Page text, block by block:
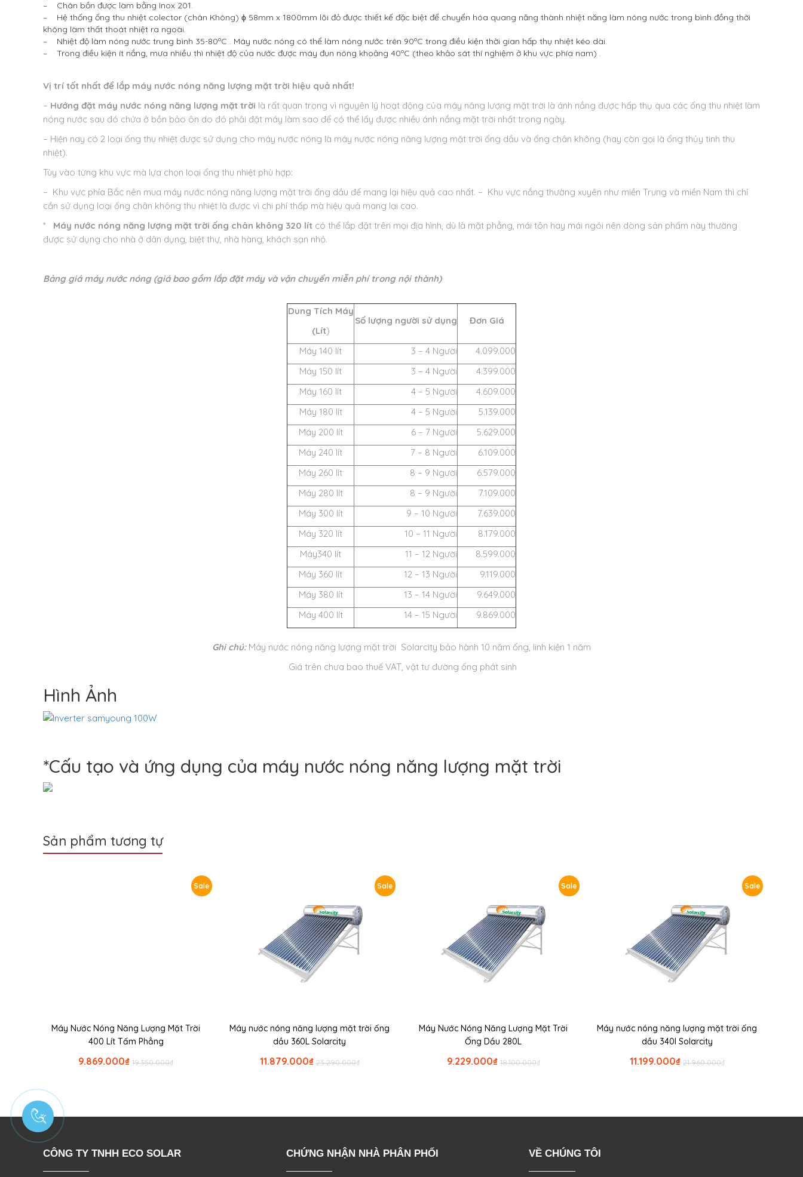
– Chân bồn được làm bằng Inox 201.
– Hệ thống ống thu nhiệt colector (chân Không) ϕ 58mm x 1800mm lõi đỏ được thiết kế đặc biệt để chuyển hóa quang năng thành nhiệt năng làm nóng nước trong bình đồng thời
không làm thất thoát nhiệt ra ngoài.
– Nhiệt độ làm nóng nước trung bình 35-80ºC . Máy nước nóng có thể làm nóng nước trên 90ºC trong điều kiện thời gian hấp thụ nhiệt kéo dài.
– Trong điều kiện ít nắng, mưa nhiều thì nhiệt độ của nước được máy đun nóng khoảng 40ºC (theo khảo sát thí nghiệm ở khu vực phía nam) .
Vị trí tốt nhất để lắp máy nước nóng năng lượng mặt trời hiệu quả nhất!
– Hướng đặt máy nước nóng năng lượng mặt trời là rất quan trọng vì nguyên lý hoạt động của máy năng lượng mặt trời là ánh nắng được hấp thụ qua các ống thu nhiệt làm
nóng nước sau đó chứa ở bồn bảo ôn do đó phải đặt máy làm sao để có thể lấy được nhiều ánh nắng mặt trời nhất trong ngày.
– Hiện nay có 2 loại ống thu nhiệt được sử dụng cho máy nước nóng là máy nước nóng năng lượng mặt trời ống dầu và ống chân không (hay còn gọi là ống thủy tinh thu
nhiệt).
Tùy vào từng khu vực mà lựa chọn loại ống thu nhiệt phù hợp:
– Khu vực phía Bắc nên mua máy nước nóng năng lượng mặt trời ống dầu để mang lại hiệu quả cao nhất. – Khu vực nắng thường xuyên như miền Trung và miền Nam thì chỉ
cần sử dụng loại ống chân không thu nhiệt là được vì chi phí thấp mà hiệu quả mang lại cao.
*
Máy nước nóng năng lượng mặt trời ống chân không 320 lít​ có thể lắp đặt trên mọi địa hình, dù là mặt phẳng, mái tôn hay mái ngói nên dòng sản phẩm này thường
được sử dụng cho nhà ở dân dụng, biệt thự, nhà hàng, khách sạn nhỏ.
Bảng giá máy nước nóng (giá bao gồm lắp đặt máy và vận chuyển miễn phí trong nội thành​)
Dung Tích Máy
(Lít)
Số lượng người sử dụng Đơn Giá
Máy 140 lít 3 – 4 Người
4.099.000
Máy 150 lít
3 – 4 Người
4.399.000
Máy 160 lít
4 – 5 Người
4.609.000
Máy 180 lít
4 – 5 Người
5.139.000
Máy 200 lít
6 – 7 Người
5.629.000
Máy 240 lít
7 – 8 Người
6.109.000
Máy 260 lít
8 – 9 Người
6.579.000
Máy 280 lít
8 – 9 Người
7.109.000
Máy 300 lít
9 – 10 Người
7.639.000
Máy 320 lít
10 – 11 Người
8.179.000
Máy340 lít
11 – 12 Người
8.599.000
Máy 360 lít
12 – 13 Người
9.119.000
Máy 380 lít
13 – 14 Người
9.649.000
Máy 400 lít
14 – 15 Người 9.869.000
Ghi chú:Máy nước nóng năng lượng mặt trời Solarcity bảo hành 10 năm ống, linh kiện 1 năm
Giá trên chưa bao thuế VAT, vật tư đường ống phát sinh
Hình Ảnh
*Cấu tạo và ứng dụng của máy nước nóng năng lượng mặt trời
Sản phẩm tương tự
Sale
Máy Nước Nóng Năng Lượng Mặt Trời
400 Lít Tấm Phẳng
₫
19.350.000
₫
9.869.000
Sale
Máy nước nóng năng lượng mặt trời ống
dầu 360L Solarcity
₫
23.290.000
₫
11.879.000
Sale
Máy Nước Nóng Năng Lượng Mặt Trời
Ống Dầu 280L
₫
18.100.000
₫
9.229.000
Sale
Máy nước nóng năng lượng mặt trời ống
dầu 340l Solarcity
₫
21.960.000
₫
11.199.000
CÔNG TY TNHH ECO SOLAR CHỨNG NHẬN NHÀ PHÂN PHỐI VỀ CHÚNG TÔI